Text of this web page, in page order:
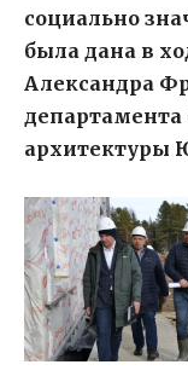
социально
была дана в
Александра
департамента
архитектуры